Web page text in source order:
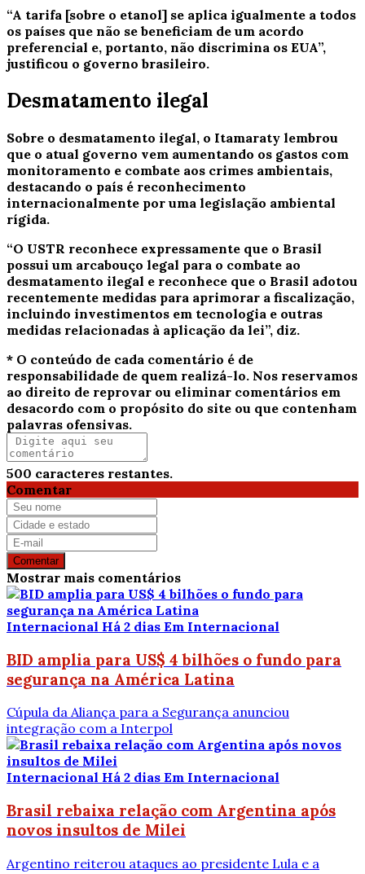
“A tarifa [sobre o etanol] se aplica igualmente a todos
os países que não se beneficiam de um acordo
preferencial e, portanto, não discrimina os EUA”,
justificou o governo brasileiro.
Desmatamento ilegal
Sobre o desmatamento ilegal, o Itamaraty lembrou
que o atual governo vem aumentando os gastos com
monitoramento e combate aos crimes ambientais,
destacando o país é reconhecimento
internacionalmente por uma legislação ambiental
rígida.
“O USTR reconhece expressamente que o Brasil
possui um arcabouço legal para o combate ao
desmatamento ilegal e reconhece que o Brasil adotou
recentemente medidas para aprimorar a fiscalização,
incluindo investimentos em tecnologia e outras
medidas relacionadas à aplicação da lei”, diz.
* O conteúdo de cada comentário é de
responsabilidade de quem realizá-lo. Nos reservamos
ao direito de reprovar ou eliminar comentários em
desacordo com o propósito do site ou que contenham
palavras ofensivas.
500 caracteres restantes.
Comentar
Comentar
Mostrar mais comentários
Internacional Há 2 dias Em Internacional
BID amplia para US$ 4 bilhões o fundo para
segurança na América Latina
Cúpula da Aliança para a Segurança anunciou
integração com a Interpol
Internacional Há 2 dias Em Internacional
Brasil rebaixa relação com Argentina após
novos insultos de Milei
Argentino reiterou ataques ao presidente Lula e a